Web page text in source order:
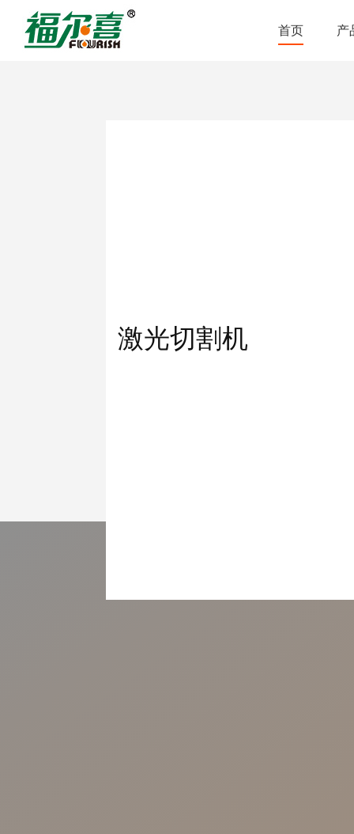
首页 产
激光切割机